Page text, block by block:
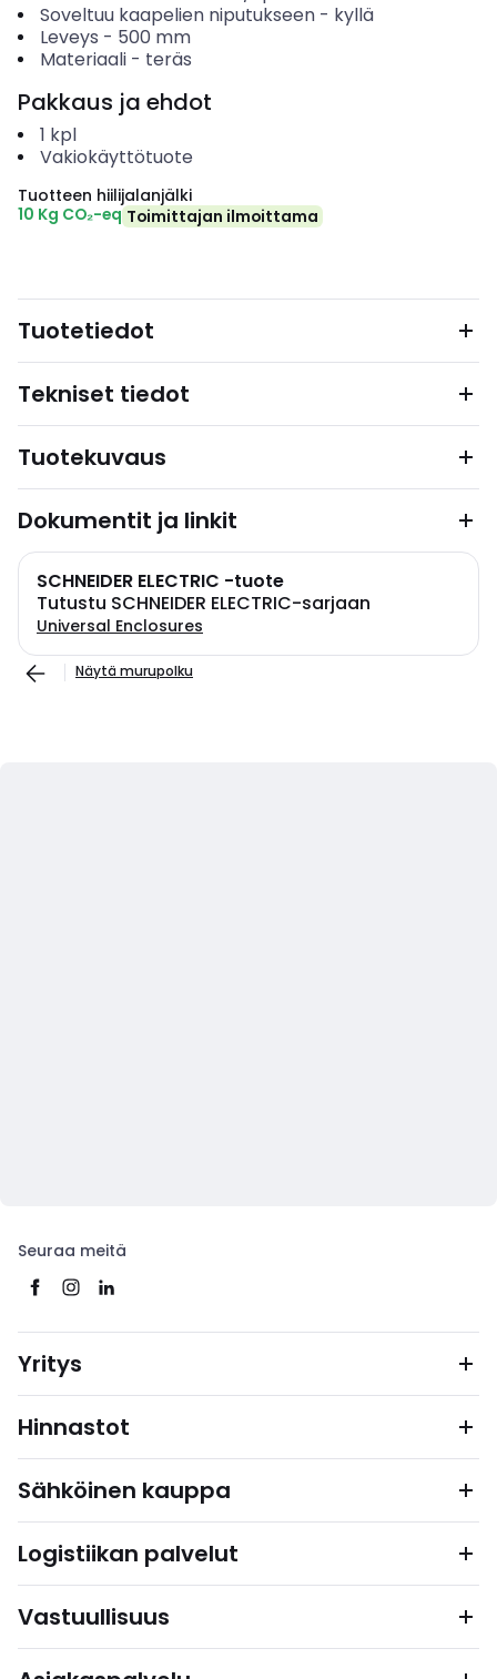
Soveltuu kaapelien niputukseen- kyllä
Leveys - 500 mm
Materiaali- teräs
Pakkaus ja ehdot
1 kpl
Vakiokäyttötuote
Tuotteen hiilijalanjälki
10 Kg CO₂-eq Toimittajan ilmoittama
Tuotetiedot
Tekniset tiedot
Tuotekuvaus
Dokumentit ja linkit
SCHNEIDER ELECTRIC -tuote
Tutustu SCHNEIDER ELECTRIC-sarjaan
Universal Enclosures
Näytä murupolku
Seuraa meitä
Yritys
Hinnastot
Sähköinen kauppa
Logistiikan palvelut
Vastuullisuus